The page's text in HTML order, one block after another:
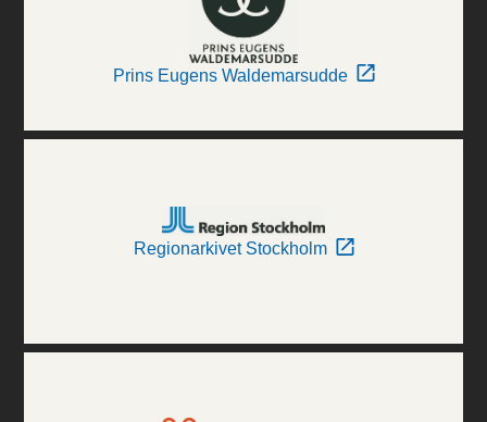
Prins Eugens Waldemarsudde
Regionarkivet Stockholm